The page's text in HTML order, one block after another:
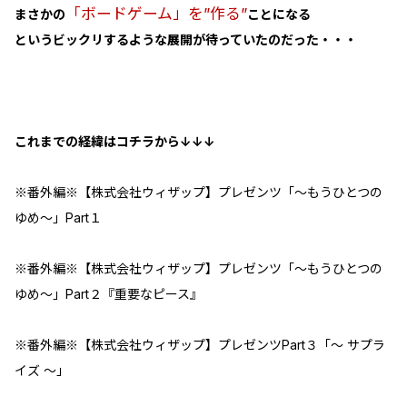
まさかの 「ボードゲーム」を”作る”ことになる
というビックリするような展開が待っていたのだった・・・
これまでの経緯はコチラから↓↓↓
※番外編※【株式会社ウィザップ】プレゼンツ「～もうひとつの
ゆめ～」Part１
※番外編※【株式会社ウィザップ】プレゼンツ「～もうひとつの
ゆめ～」Part２『重要なピース』
※番外編※【株式会社ウィザップ】プレゼンツPart３「～ サプラ
イズ ～」